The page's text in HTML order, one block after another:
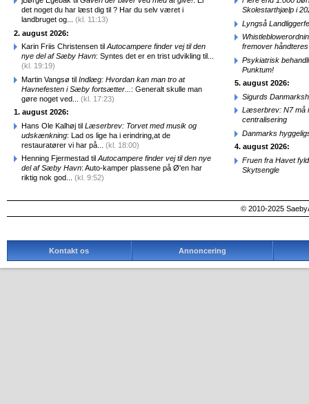
det noget du har læst dig til ? Har du selv været i
landbruget og... (kl. 11:13)
2. august 2026:
Karin Friis Christensen til Autocampere finder vej til den
nye del af Sæby Havn: Syntes det er en trist udvikling til...
(kl. 19:19)
Martin Vangsø til Indlæg: Hvordan kan man tro at
Havnefesten i Sæby fortsætter... : Generalt skulle man
gøre noget ved... (kl. 17:23)
1. august 2026:
Hans Ole Kalhøj til Læserbrev: Torvet med musik og
udskænkning: Lad os lige ha i erindring,at de
restauratører vi har på... (kl. 18:00)
Henning Fjermestad til Autocampere finder vej til den nye
del af Sæby Havn: Auto-kamper plassene på Ø'en har
riktig nok god... (kl. 9:52)
Skolestarthjælp i
Lyngså
fremover
Psykiatrisk
Punktum!
5. august 2026:
Sigurds
Læserbrev: N7 må
centralisering
Danmarks
4. august 2026:
Fruen fra Havet
Skytsengle
© 2010-2025
Kontakt os Annoncering